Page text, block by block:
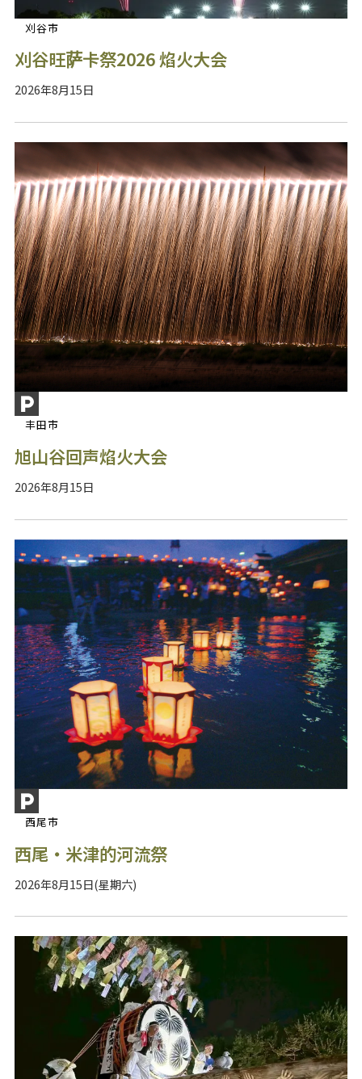
刈谷市
刈谷旺萨卡祭2026 焰火大会
2026年8月15日
丰田市
旭山谷回声焰火大会
2026年8月15日
西尾市
西尾・米津的河流祭
2026年8月15日(星期六)